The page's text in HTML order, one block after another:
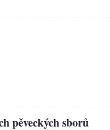
pěveckých sborů